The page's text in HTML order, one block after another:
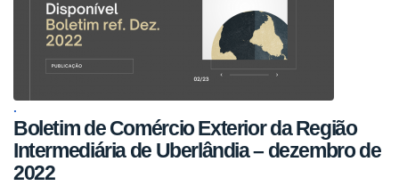
.
Boletim de Comércio Exterior da Região
Intermediária de Uberlândia – dezembro de
2022